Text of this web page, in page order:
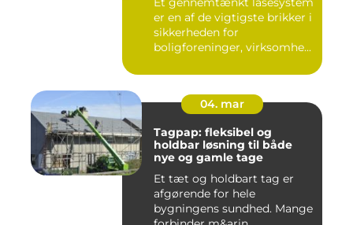
er en af de vigtigste brikker i
sikkerheden for
boligforeninger, virksomhe...
04. mar
Tagpap: fleksibel og
holdbar løsning til både
nye og gamle tage
Et tæt og holdbart tag er
afgørende for hele
bygningens sundhed. Mange